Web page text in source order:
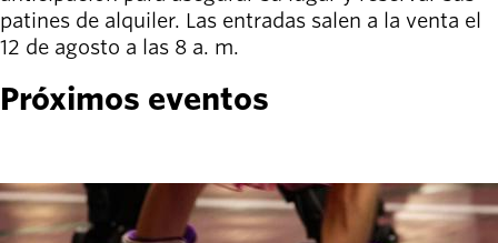
Willamalane
menu_book recreación
account_circle Inicia sesión
en tu
cuenta.
patines de alquiler. Las entradas salen a la venta el
12 de agosto a las 8 a. m.
Próximos eventos